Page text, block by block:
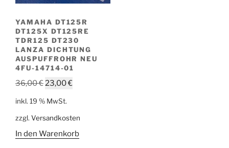
YAMAHA DT125R
DT125X DT125RE
TDR125 DT230
LANZA DICHTUNG
AUSPUFFROHR NEU
4FU-14714-01
36,00€ Ursprünglicher
36,00 €
23,00€Aktueller
23,00 €.
inkl. 19 % MwSt.
zzgl. Versandkosten
In den Warenkorb